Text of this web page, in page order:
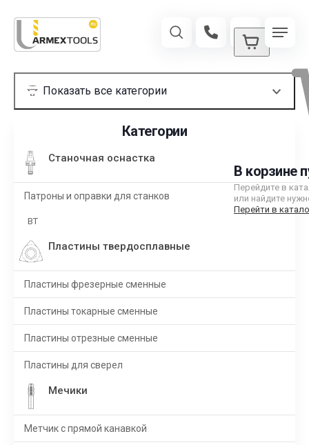
В корзине
Перейдите в
или найдите
Перейти в
Категории
Станочная оснастка
Патроны и оправки для станков
BT
Пластины твердосплавные
Пластины фрезерные сменные
Пластины токарные сменные
Пластины отрезные сменные
Пластины для сверел
Мечики
Метчик с прямой канавкой